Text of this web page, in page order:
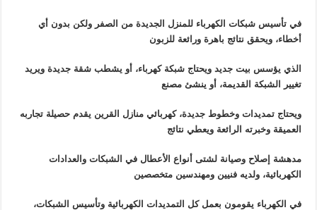
في تأسيس شبكات الكهرباء للمنزل الجديدة من الصفر ولكن بدون أي
أخطاء، ويحقق نتائج باهرة ورائعة للزبون
الذي يؤسس بيت جديد ويحتاج شبكة كهرباء، أو يشطب شقة جديدة ويريد
تغيير الشبكة القديمة، أو ينشئ مصنع
ويحتاج تمديدات وخطوط جديدة، كهربائي منازل القرين يقدم حصيلة تجاربه
العميقة وخبرته الرائعة ويعطي نتائج
مدهشة إصلاح وصيانة لشتى أنواع الأعطال في الشبكات والعدادات
الكهربائية، ولديه فنيين ومهندسين متخصصين
في الكهرباء يقومون بعمل كل التمديدات الكهربائية وتأسيس الشبكات،